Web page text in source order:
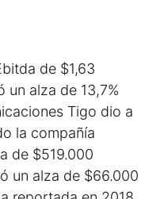
de $1,63
un alza de 13,7%
Tigo dio a
la compañía
de $519.000
un alza de $66.000